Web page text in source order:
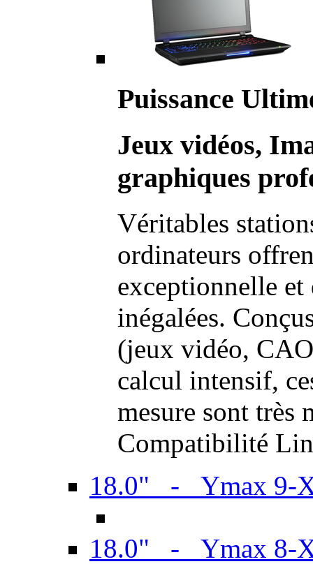
Puissance
Jeux vidéos,
graphiques
Véritables
ordinateurs
exceptionnelle et
inégalées.
(jeux vidéo,
calcul intensif,
mesure sont très
Compatibilité
18.0" - Ymax 9-
18.0" - Ymax 8-